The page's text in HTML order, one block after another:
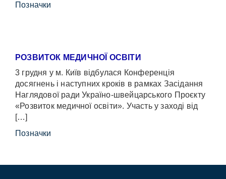
Позначки
РОЗВИТОК МЕДИЧНОЇ ОСВІТИ
3 грудня у м. Київ відбулася Конференція
досягнень і наступних кроків в рамках Засідання
Наглядової ради Україно-швейцарського Проєкту
«Розвиток медичної освіти». Участь у заході від
[…]
Позначки